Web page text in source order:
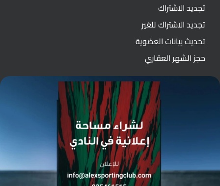
تجديد الاشتراك
تجديد الاشتراك للغير
تحديث بيانات العضوية
حجز الشهر العقاري